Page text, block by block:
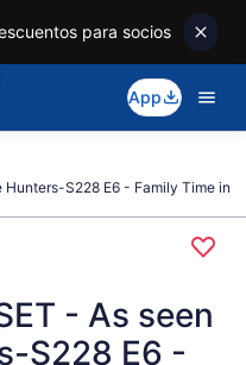
para socios
App
Hunters-S228 E6 - Family Time in
- As seen
S228 E6 -